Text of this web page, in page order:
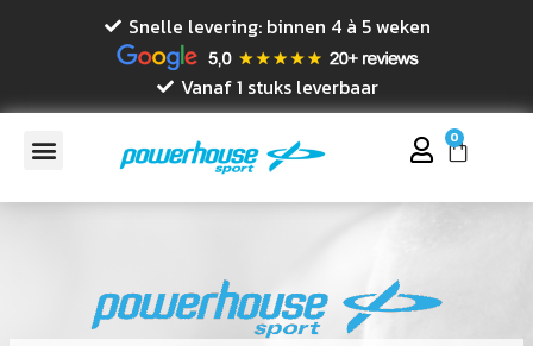
Snelle levering: binnen 4 à 5 weken
Vanaf 1 stuks leverbaar
0